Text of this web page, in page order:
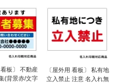
看板〕 不動産
(背景赤/文字
〔屋外用 看板〕 私有地
立入禁止 注意 名入れ無